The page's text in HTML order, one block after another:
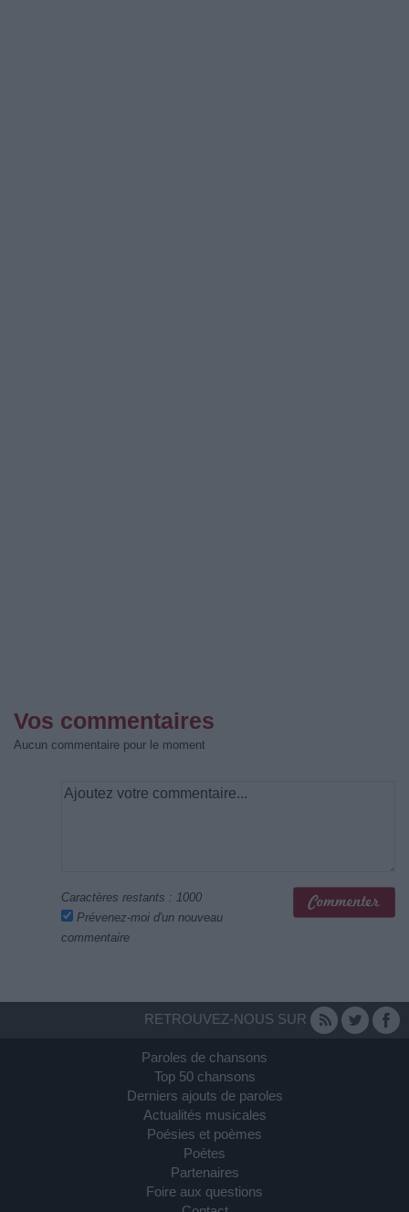
Vos commentaires
Aucun commentaire pour le moment
Caractères restants : 1000
Prévenez-moi d'un nouveau
commentaire
RETROUVEZ-NOUS SUR
Paroles de chansons
Top 50 chansons
Derniers ajouts de paroles
Actualités musicales
Poésies et poèmes
Poètes
Partenaires
Foire aux questions